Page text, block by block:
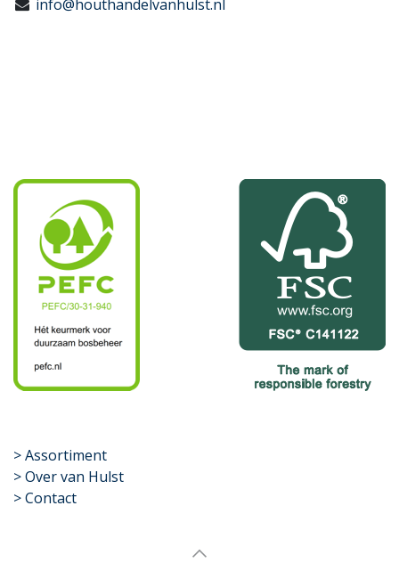
info@houthandelvanhulst.nl
​>Assortiment
> Over van Hulst
> Contact